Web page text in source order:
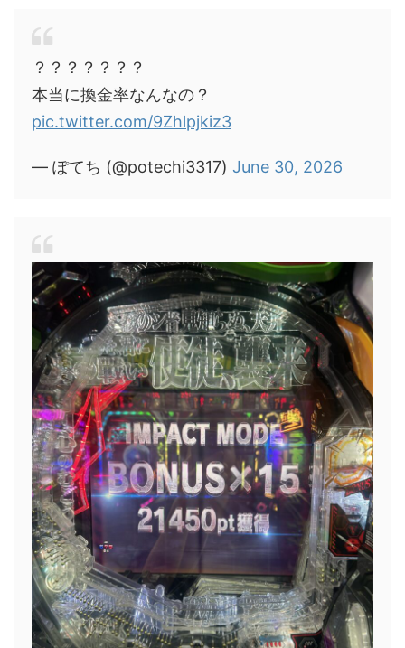
？？？？？？？
本当に換金率なんなの？
pic.twitter.com/9Zhlpjkiz3
— ぽてち (@potechi3317) June 30, 2026